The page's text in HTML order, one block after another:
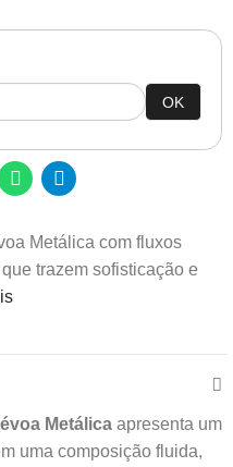
OK
Metálica com fluxos
trazem sofisticação e
Metálica apresenta um
uma composição fluida,